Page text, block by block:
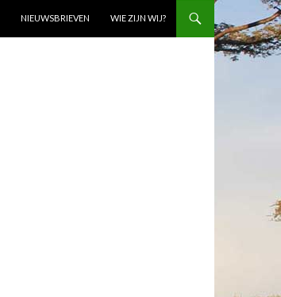
NIEUWSBRIEVEN WIE ZIJN WIJ?